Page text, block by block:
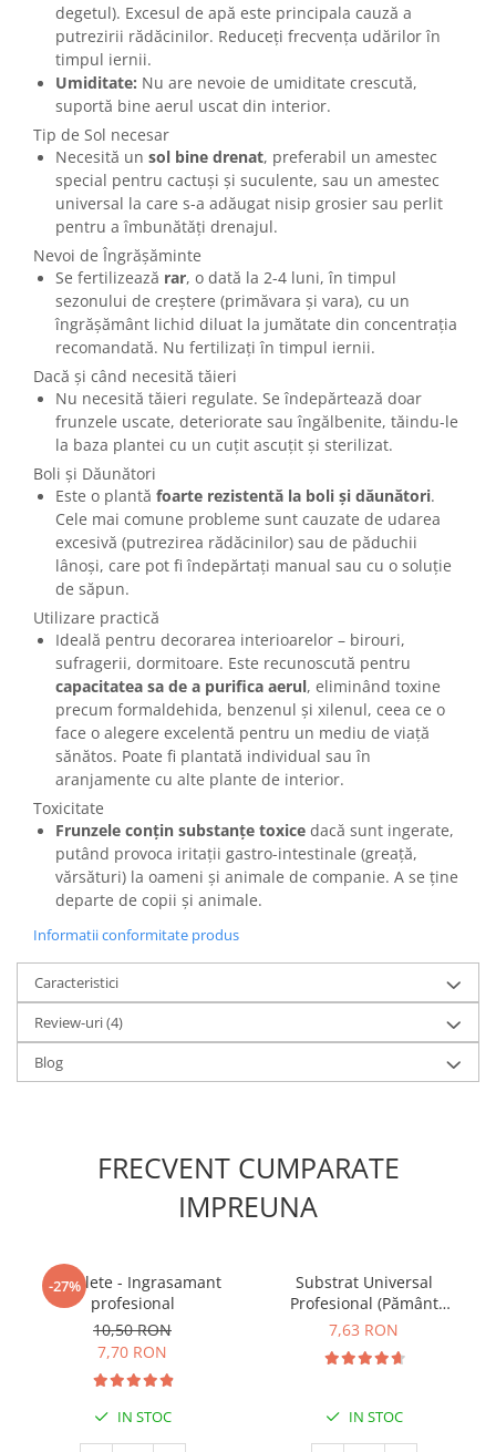
degetul). Excesul de apă este principala cauză a
putrezirii rădăcinilor. Reduceți frecvența udărilor în
timpul iernii.
Umiditate: Nu are nevoie de umiditate crescută,
suportă bine aerul uscat din interior.
Tip de Sol necesar
Necesită un sol bine drenat, preferabil un amestec
special pentru cactuși și suculente, sau un amestec
universal la care s-a adăugat nisip grosier sau perlit
pentru a îmbunătăți drenajul.
Nevoi de Îngrășăminte
Se fertilizează rar, o dată la 2-4 luni, în timpul
sezonului de creștere (primăvara și vara), cu un
îngrășământ lichid diluat la jumătate din concentrația
recomandată. Nu fertilizați în timpul iernii.
Dacă și când necesită tăieri
Nu necesită tăieri regulate. Se îndepărtează doar
frunzele uscate, deteriorate sau îngălbenite, tăindu-le
la baza plantei cu un cuțit ascuțit și sterilizat.
Boli și Dăunători
Este o plantă foarte rezistentă la boli și dăunători.
Cele mai comune probleme sunt cauzate de udarea
excesivă (putrezirea rădăcinilor) sau de păduchii
lânoși, care pot fi îndepărtați manual sau cu o soluție
de săpun.
Utilizare practică
Ideală pentru decorarea interioarelor – birouri,
sufragerii, dormitoare. Este recunoscută pentru
capacitatea sa de a purifica aerul, eliminând toxine
precum formaldehida, benzenul și xilenul, ceea ce o
face o alegere excelentă pentru un mediu de viață
sănătos. Poate fi plantată individual sau în
aranjamente cu alte plante de interior.
Toxicitate
Frunzele conțin substanțe toxice dacă sunt ingerate,
putând provoca iritații gastro-intestinale (greață,
vărsături) la oameni și animale de companie. A se ține
departe de copii și animale.
Informatii conformitate produs
Caracteristici
Review-uri(4)
Blog
FRECVENT CUMPARATE
IMPREUNA
-27%
5 Tablete - Ingrasamant
profesional
10,50 RON
7,70 RON
IN STOC
Substrat Universal
Profesional (Pământ
Premium) - 5 L
7,63 RON
IN STOC